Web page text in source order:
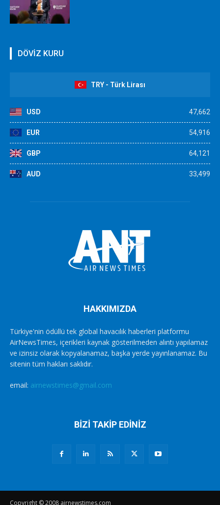
DÖVİZ KURU
TRY - Türk Lirası
USD 47,662
EUR 54,916
GBP 64,121
AUD 33,499
HAKKIMIZDA
Türkiye'nin ödüllü tek global havacılık haberleri platformu
AirNewsTimes, içerikleri kaynak gösterilmeden alıntı yapılamaz
ve izinsiz olarak kopyalanamaz, başka yerde yayınlanamaz. Bu
sitenin tüm hakları saklıdır.
email: airnewstimes@gmail.com
BİZİ TAKİP EDİNİZ
Copyright © 2008 airnewstimes.com